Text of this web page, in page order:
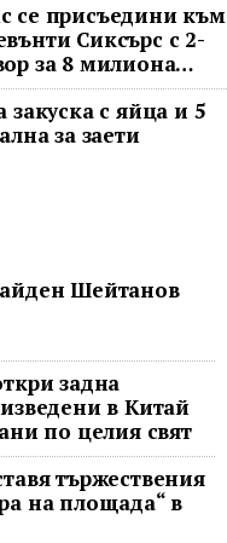
се присъедини към
Сиксърс с 2-
за 8 милиона
закуска с яйца и 5
за заети
Шейтанов
задна
в Китай
по целия свят
тържествения
на площада“ в